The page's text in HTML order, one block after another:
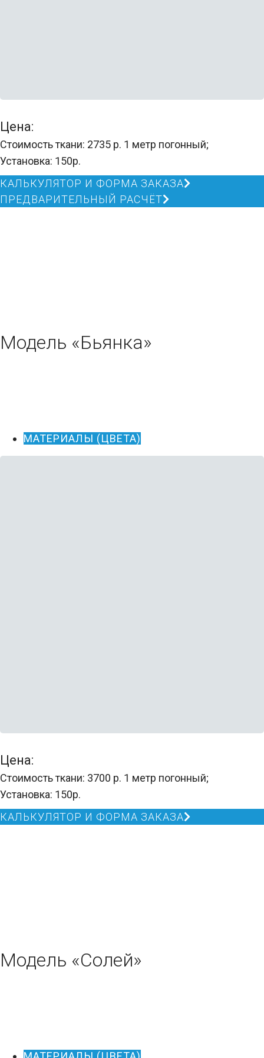
Цена:
Стоимость ткани: 2735 р. 1 метр погонный;
Установка: 150р.
КАЛЬКУЛЯТОР И ФОРМА ЗАКАЗА
ПРЕДВАРИТЕЛЬНЫЙ РАСЧЁТ
Модель «Бьянка»
МАТЕРИАЛЫ (ЦВЕТА)
Цена:
Стоимость ткани: 3700 р. 1 метр погонный;
Установка: 150р.
КАЛЬКУЛЯТОР И ФОРМА ЗАКАЗА
Модель «Солей»